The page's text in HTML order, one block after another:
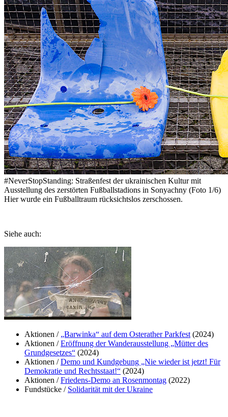
#NeverStopStanding: Straßenfest der ukrainischen Kultur mit
Ausstellung des zerstörten Fußballstadions in Sonyachny (Foto 1/6)
Hier wurde ein Fußballtraum rücksichtslos zerschossen.
Siehe auch:
Aktionen / „Barwinka“ auf dem Osterather Parkfest (2024)
Aktionen /Eröffnung der Wanderausstellung „Mütter des
Grundgesetzes“ (2024)
Aktionen /Demo und Kundgebung „Nie wieder ist jetzt! Für
Demokratie und Rechtsstaat!“ (2024)
Aktionen /Friedens-Demo an Rosenmontag (2022)
Fundstücke / Solidarität mit der Ukraine